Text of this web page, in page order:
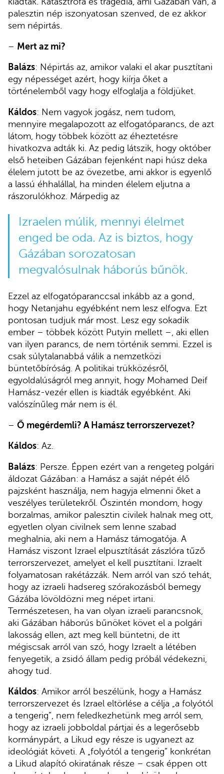
palesztin nép iszonyatosan szenved, de ez akkor
sem népirtás.
– Mert az mi?
Balázs: Népirtás az, amikor valaki el akar pusztítani
egy népességet azért, hogy kiírja őket a
történelemből vagy hogy elfoglalja a földjüket.
Káldos: Nem vagyok jogász, nem tudom,
mennyire megalapozott az elfogatóparancs, de azt
látom, hogy többek között az éheztetésre
hivatkozva adták ki. Az pedig látszik, hogy október
első heteiben Gázában fejenként napi húsz deka
élelem jutott be az övezetbe, ami akkor is egyenlő
a lassú éhhalállal, ha minden élelem eljutna a
rászorulókhoz. Márpedig az
Izraelen múlik, mennyi élelmet
enged be oda. Az is biztos, hogy
Gázában sorozatosan
megvalósulnak háborús bűnök.
Ezzel az elfogatóparanccsal inkább az a gond,
hogy Netanjahu egyébként nem lesz elfogva. Ezt
pontosan tudjuk már most. Lesz egy sokadik
ember – többek között Putyin mellett –, aki ellen
van ilyen parancs, de nem történik semmi. Ezzel is
csak súlytalanabbá válik a nemzetközi
büntetőbíróság. A politikai trükközésről,
egyoldalúságról meg annyit, hogy Mohamed Deif
Hamász-vezér ellen is kiadták egyébként. Aki
valószínűleg már nem is él.
– Ő megérdemli? A Hamász terrorszervezet?
Káldos: Az.
Balázs: Persze. Éppen ezért van a rengeteg polgári
áldozat Gázában: a Hamász a saját népét élő
pajzsként használja, nem hagyja elmenni őket a
veszélyes területekről. Őszintén mondom, hogy
borzalmas, amikor palesztin civilek halnak meg ott,
egyetlen olyan civilnek sem lenne szabad
meghalnia, aki nem a Hamász támogatója. A
Hamász viszont Izrael elpusztítását zászlóra tűző
terrorszervezet, amelyet el kell pusztítani. Izraelt
folyamatosan rakétázzák. Nem arról van szó tehát,
hogy az izraeli hadsereg szórakozásból bemegy
Gázába lövöldözni meg népet irtani.
Természetesen, ha van olyan izraeli parancsnok,
aki Gázában háborús bűnöket követ el a polgári
lakosság ellen, azt meg kell büntetni, de itt
mégiscsak arról van szó, hogy Izraelt a létében
fenyegetik, a zsidó állam pedig próbál védekezni,
ahogy tud.
Káldos: Amikor arról beszélünk, hogy a Hamász
terrorszervezet és Izrael eltörlése a célja „a folyótól
a tengerig”, nem feledkezhetünk meg arról sem,
hogy az izraeli jobboldal pártjai és a legerősebb
kormánypárt, a Likud egy része is ugyanezt az
ideológiát követi. A „folyótól a tengerig” konkrétan
a Likud alapító okiratának része – csak éppen ott